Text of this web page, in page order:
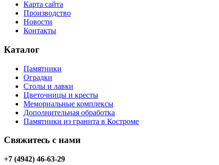
Карта сайта
Производство
Новости
Контакты
Каталог
Памятники
Оградки
Столы и лавки
Цветочницы и кресты
Мемориальные комплексы
Дополнительная обработка
Памятники из гранита в Костроме
Свяжитесь с нами
+7 (4942) 46-63-29